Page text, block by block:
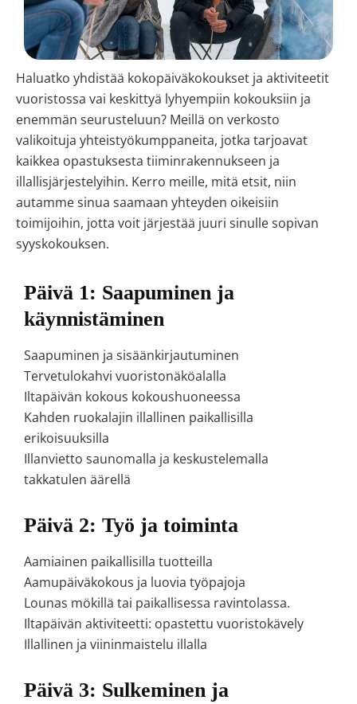
Haluatko yhdistää kokopäiväkokoukset ja aktiviteetit
vuoristossa vai keskittyä lyhyempiin kokouksiin ja
enemmän seurusteluun? Meillä on verkosto
valikoituja yhteistyökumppaneita, jotka tarjoavat
kaikkea opastuksesta tiiminrakennukseen ja
illallisjärjestelyihin. Kerro meille, mitä etsit, niin
autamme sinua saamaan yhteyden oikeisiin
toimijoihin, jotta voit järjestää juuri sinulle sopivan
syyskokouksen.
Päivä 1: Saapuminen ja
käynnistäminen
Saapuminen ja sisäänkirjautuminen
Tervetulokahvi vuoristonäköalalla
Iltapäivän kokous kokoushuoneessa
Kahden ruokalajin illallinen paikallisilla
erikoisuuksilla
Illanvietto saunomalla ja keskustelemalla
takkatulen äärellä
Päivä 2: Työ ja toiminta
Aamiainen paikallisilla tuotteilla
Aamupäiväkokous ja luovia työpajoja
Lounas mökillä tai paikallisessa ravintolassa.
Iltapäivän aktiviteetti: opastettu vuoristokävely
Illallinen ja viininmaistelu illalla
Päivä 3: Sulkeminen ja